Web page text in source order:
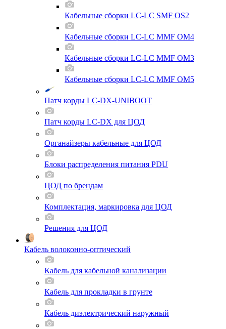
Кабельные сборки LC-LC SMF OS2
Кабельные сборки LC-LC MMF OM4
Кабельные сборки LC-LC MMF OM3
Кабельные сборки LC-LC MMF OM5
Патч корды LC-DX-UNIBOOT
Патч корды LC-DX для ЦОД
Органайзеры кабельные для ЦОД
Блоки распределения питания PDU
ЦОД по брендам
Комплектация, маркировка для ЦОД
Решения для ЦОД
Кабель волоконно-оптический
Кабель для кабельной канализации
Кабель для прокладки в грунте
Кабель диэлектрический наружный